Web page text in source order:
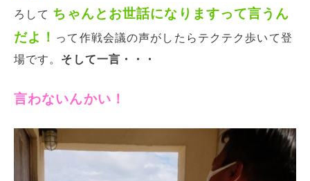
ろして ちゃんとお世話になりますって言うん
だよ！ って作戦会議の声がしたらテクテク歩いて登
場です。 そして一言・・・
言わないんかい！